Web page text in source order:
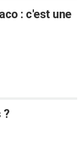
: c'est une
?